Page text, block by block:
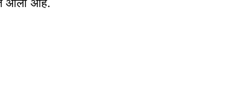
आली आहे.